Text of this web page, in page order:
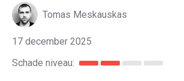
Tomas Meskauskas
17 december 2025
Schade niveau: